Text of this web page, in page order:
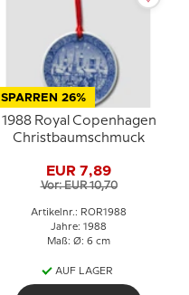
SPARREN 26%
1988 Royal Copenhagen
Christbaumschmuck
EUR 7,89
Vor: EUR 10,70
Artikelnr.: ROR1988
Jahre: 1988
Maß: Ø: 6 cm
AUF LAGER